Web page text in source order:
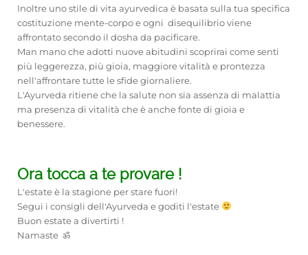
Inoltre uno stile di vita ayurvedica è basata sulla tua specifica
costituzione mente-corpo e ogni disequilibrio viene
affrontato secondo il dosha da pacificare.
Man mano che adotti nuove abitudini scoprirai come senti
più leggerezza, più gioia, maggiore vitalità e prontezza
nell'affrontare tutte le sfide giornaliere.
L'Ayurveda ritiene che la salute non sia assenza di malattia
ma presenza di vitalità che è anche fonte di gioia e
benessere.
Ora tocca a te provare !
L'estate è la stagione per stare fuori!
Segui i consigli dell'Ayurveda e goditi l'estate
Buon estate a divertirti !
Namaste ॐ